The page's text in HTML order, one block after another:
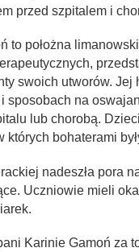
przed szpitalem i
to położna
swoich utworów. Jej
sposobach na
lub chorobą.
których bohaterami
nadeszła pora
Uczniowie mieli
Karinie Gamoń za